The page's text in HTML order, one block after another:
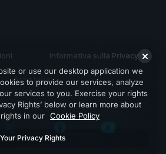
Informativa sulla Privacy
Assistenza
or use our desktop application we
to provide our services, analyze
services to you. Exercise your rights
Rights’ below or learn more about
in our Cookie Policy
Your Privacy Rights